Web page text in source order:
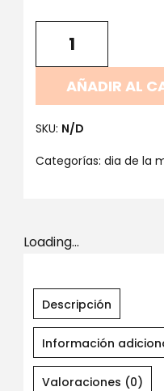
AÑADIR AL
SKU: N/D
Categorías: dia de la
Loading...
Descripción
Información
Valoraciones (0)